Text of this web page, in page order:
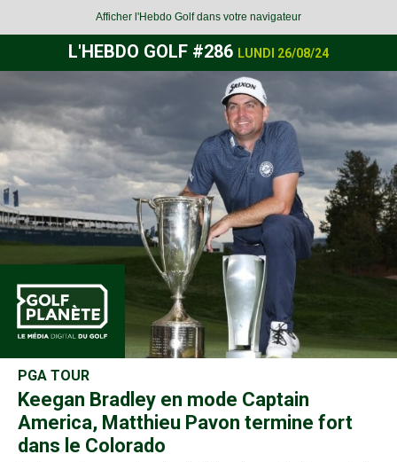
Afficher l'Hebdo Golf dans votre navigateur
L'HEBDO GOLF #286 LUNDI 26/08/24
PGA TOUR
Keegan Bradley en mode Captain
America, Matthieu Pavon termine fort
dans le Colorado